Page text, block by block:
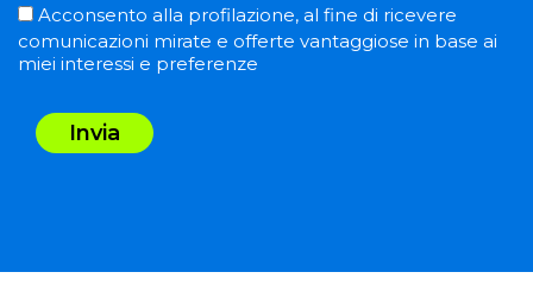
Acconsento alla profilazione, al fine di ricevere
comunicazioni mirate e offerte vantaggiose in base ai
miei interessi e preferenze
Invia